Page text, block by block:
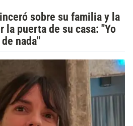
sobre su familia y la
la puerta de su casa: "Yo
nada"